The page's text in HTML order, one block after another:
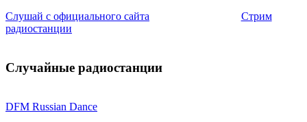
Слушай с официального сайта
Стрим
радиостанции
Случайные радиостанции
DFM Russian Dance